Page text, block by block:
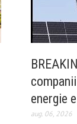
energie
aug. 06, 2026